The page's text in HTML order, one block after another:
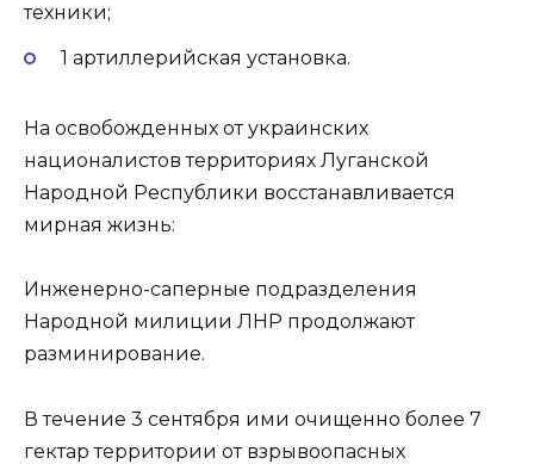
техники;
1 артиллерийская установка.
На освобожденных от украинских
националистов территориях Луганской
Народной Республики восстанавливается
мирная жизнь:
Инженерно-саперные подразделения
Народной милиции ЛНР продолжают
разминирование.
В течение 3 сентября ими очищенно более 7
гектар территории от взрывоопасных